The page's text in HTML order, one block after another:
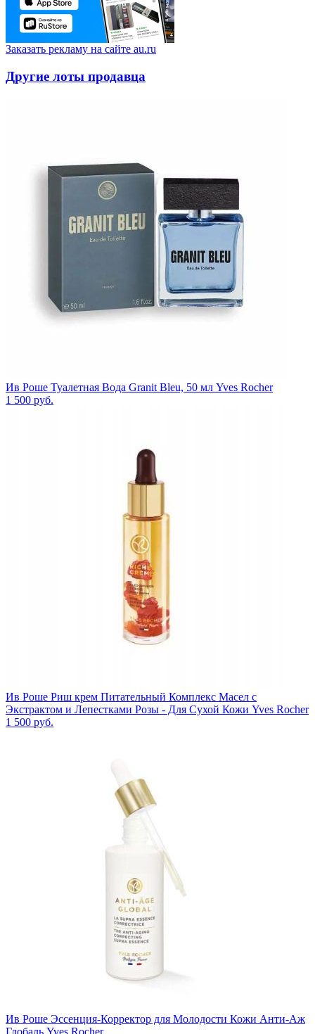
Заказать рекламу на сайте au.ru
Другие лоты продавца
Ив Роше Туалетная Вода Granit Bleu, 50 мл Yves Rocher
1 500 руб.
Ив Роше Риш крем Питательный Комплекс Масел с
Экстрактом и Лепестками Розы - Для Сухой Кожи Yves Rocher
1 500 руб.
Ив Роше Эссенция-Корректор для Молодости Кожи Анти-Аж